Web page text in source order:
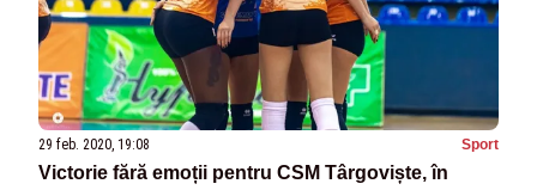
29 feb. 2020, 19:08 Sport
Victorie fără emoții pentru CSM Târgoviște, în